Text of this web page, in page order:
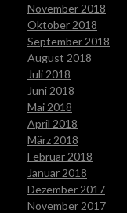
November 2018
Oktober 2018
September 2018
August 2018
Juli 2018
Juni 2018
Mai 2018
April 2018
März 2018
Februar 2018
Januar 2018
Dezember 2017
November 2017